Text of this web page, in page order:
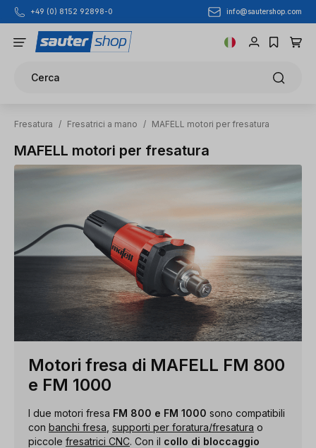
Passa al contenuto principale
+49 (0) 8152 92898-0 info@sautershop.com
Cerca
Fresatura / Fresatrici a mano / MAFELL motori per fresatura
MAFELL motori per fresatura
Motori fresa di MAFELL FM 800
e FM 1000
I due motori fresa FM 800 e FM 1000 sono compatibili
con banchi fresa supporti per foratura/fresatura o
piccole fresatrici CNC. Con il collo di bloccaggio